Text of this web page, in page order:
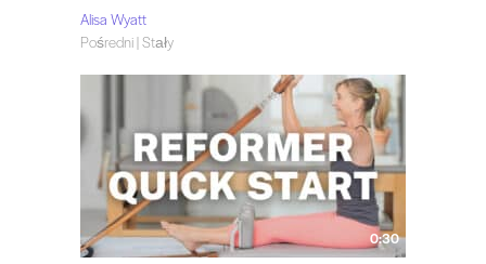
Alisa Wyatt
Pośredni | Stały
0:30